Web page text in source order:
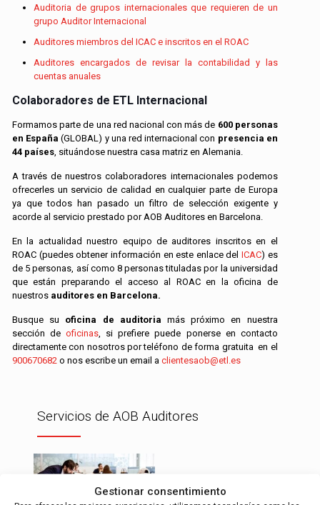
Gestionar consentimiento
Auditoria de grupos internacionales que requieren de un
grupo Auditor Internacional
Auditores miembros del ICAC e inscritos en el ROAC
Auditores encargados de revisar la contabilidad y las
cuentas anuales
Colaboradores de ETL Internacional
Formamos parte de una red nacional con más de 600 personas
en España (GLOBAL) y una red internacional con presencia en
44 países, situándose nuestra casa matriz en Alemania.
A través de nuestros colaboradores internacionales podemos
ofrecerles un servicio de calidad en cualquier parte de Europa
ya que todos han pasado un filtro de selección exigente y
acorde al servicio prestado por AOB Auditores en Barcelona.
En la actualidad nuestro equipo de auditores inscritos en el
ROAC (puedes obtener información en este enlace delICAC) es
de 5 personas, así como 8 personas tituladas por la universidad
que están preparando el acceso al ROAC en la oficina de
nuestros auditores en Barcelona.
Busque su oficina de auditoria más próximo en nuestra
sección deoficinas, si prefiere puede ponerse en contacto
directamente con nosotros por teléfono de forma gratuita en el
900670682 o nos escribe un email a clientesaob@etl.es
Servicios de AOB Auditores